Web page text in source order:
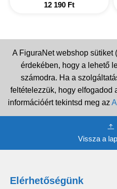
12 190 Ft
A FiguraNet webshop sütiket
érdekében, hogy a lehető
számodra. Ha a
feltételezzük, hogy elfogadod
információért tekintsd meg az
Vissza a
Elérhetőségünk